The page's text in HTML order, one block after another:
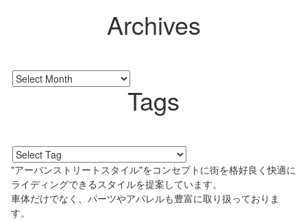
Archives
Tags
"アーバンストリートスタイル"をコンセプトに街を格好良く快適に
ライディングできるスタイルを提案しています。
車体だけでなく、パーツやアパレルも豊富に取り扱っておりま
す。